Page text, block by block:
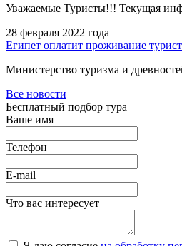
Уважаемые Туристы!!! Текущая
28 февраля 2022 года
Египет оплатит проживание
Министерство туризма и
Все новости
Бесплатный подбор тура
Ваше имя
Телефон
E-mail
Что вас интересует